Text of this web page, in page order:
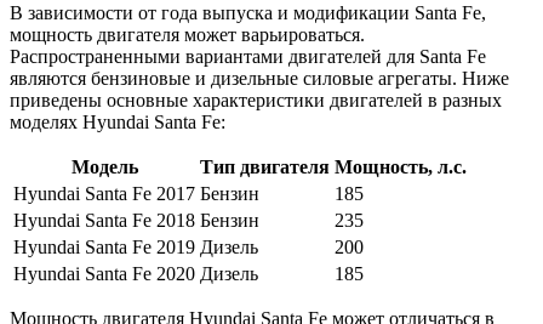
В зависимости от года выпуска и модификации Santa Fe,
мощность двигателя может варьироваться.
Распространенными вариантами двигателей для Santa Fe
являются бензиновые и дизельные силовые агрегаты. Ниже
приведены основные характеристики двигателей в разных
моделях Hyundai Santa Fe:
Модель Тип двигателя Мощность, л.с.
Hyundai Santa Fe 2017 Бензин
185
Hyundai Santa Fe 2018 Бензин
235
Hyundai Santa Fe 2019 Дизель
200
Hyundai Santa Fe 2020 Дизель 185
Мощность двигателя Hyundai Santa Fe может отличаться в